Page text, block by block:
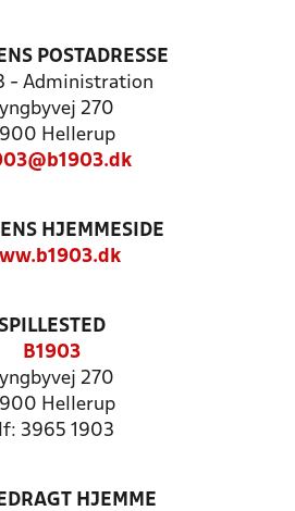
POSTADRESSE
- Administration
270
Hellerup
HJEMMESIDE
SPILLESTED
B1903
270
Hellerup
3965 1903
HJEMME